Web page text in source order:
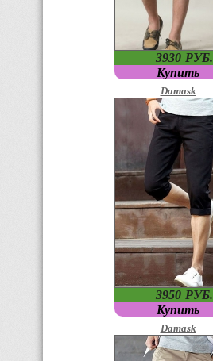
Купить
3930 PУБ.
Damask
Купить
3950 PУБ.
Damask